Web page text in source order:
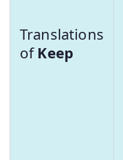
Translations
ofKeep